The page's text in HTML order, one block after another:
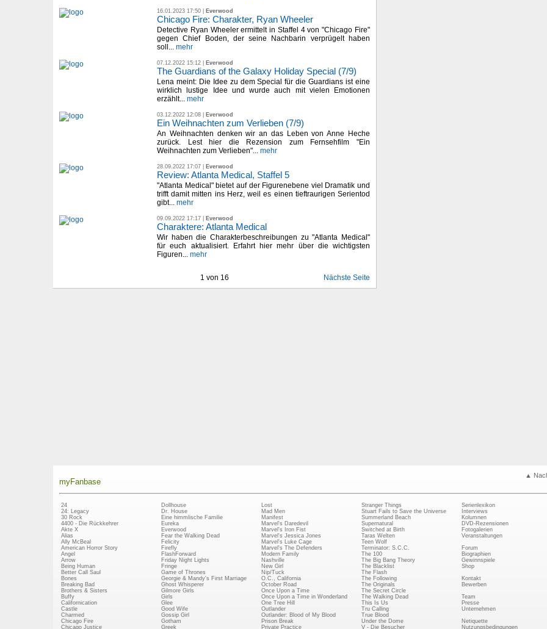
16.01.2023 17:50 | Everwood
Chicago Fire: Charakter, Ryan Wheeler
Detective Ryan Wheeler ermittelt in Staffel 4 von "Chicago Fire"
gegen Chief Boden, der seine Nachbarin verprügelt haben
soll... mehr
07.12.2022 15:12 | Everwood
The Guardians of the Galaxy Holiday Special (7/9)
Lena meint: Die Idee zu dem Special für die Guardians ist eine
wirklich lustige Idee und wurde auch mit vielen Emotionen
erzählt... mehr
03.12.2022 12:08 | Everwood
Ein Weihnachten zum Verlieben (7/9)
An Weihnachten denken wir an das Leben von Anne Heche
zurück. Lest hier die Rezension zum Fernsehfilm "Ein
Weihnachten zum Verlieben"... mehr
28.09.2022 17:07 | Everwood
Review: Atlanta Medical, Staffel 5
"Atlanta Medical" bietet auf der Figurenebene viel Dramatik und
trifft damit mitten ins Herz, weil es einen tieftraurigen Serientod
gibt... mehr
09.09.2022 17:17 | Everwood
Charaktere: Atlanta Medical
Wir haben die Charakterbeschreibungen zu "Atlanta Medical"
für euch aktualisiert. Erfahrt hier mehr über die wichtigsten
Figuren... mehr
1 von 16 Nächste Seite
▲
myFanbase
24
24: Legacy
30 Rock
4400 - Die Rückkehrer
Akte X
Alias
Ally McBeal
American Horror Story
Angel
Arrow
Being Human
Better Call Saul
Bones
Breaking Bad
Brothers & Sisters
Buffy
Californication
Castle
Charmed
Chicago Fire
Chicago Justice
Dollhouse
Dr. House
Eine himmlische Familie
Eureka
Everwood
Fear the Walking Dead
Felicity
Firefly
FlashForward
Friday Night Lights
Fringe
Game of Thrones
Georgie & Mandy's First Marriage
Ghost Whisperer
Gilmore Girls
Girls
Glee
Good Wife
Gossip Girl
Gotham
Greek
Lost
Mad Men
Manifest
Marvel's Daredevil
Marvel's Iron Fist
Marvel's Jessica Jones
Marvel's Luke Cage
Marvel's The Defenders
Modern Family
Nashville
New Girl
Nip/Tuck
O.C., California
October Road
Once Upon a Time
Once Upon a Time in Wonderland
One Tree Hill
Outlander
Outlander: Blood of My Blood
Prison Break
Private Practice
Stranger Things
Stuart Fails to Save the Universe
Summerland Beach
Supernatural
Switched at Birth
Taras Welten
Teen Wolf
Terminator: S.C.C.
The 100
The Big Bang Theory
The Blacklist
The Flash
The Following
The Originals
The Secret Circle
The Walking Dead
This Is Us
Tru Calling
True Blood
Under the Dome
V - Die Besucher
Serienlexikon
Interviews
Kolumnen
DVD-Rezensionen
Fotogalerien
Veranstaltungen
Forum
Biographien
Gewinnspiele
Shop
Kontakt
Bewerben
Team
Presse
Unternehmen
Netiquette
Nutzungsbedingungen